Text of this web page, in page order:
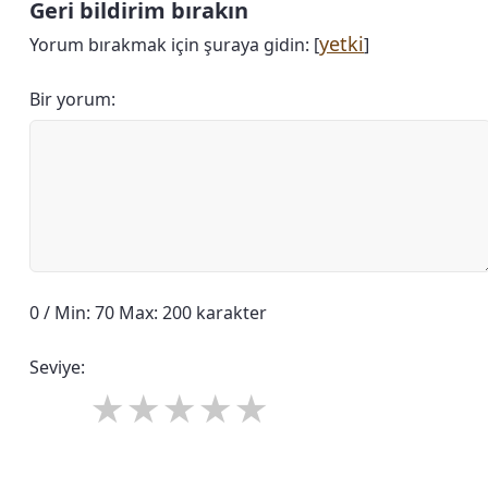
Geri bildirim bırakın
Yorum bırakmak için şuraya gidin: [yetki]
Bir yorum:
0 / Min: 70 Max: 200 karakter
Seviye: